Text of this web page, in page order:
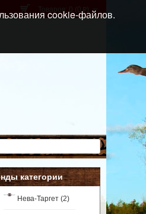
Товаров: 0 (0 p )
категории
Нева-Таргет (2)
cookie-файлов.